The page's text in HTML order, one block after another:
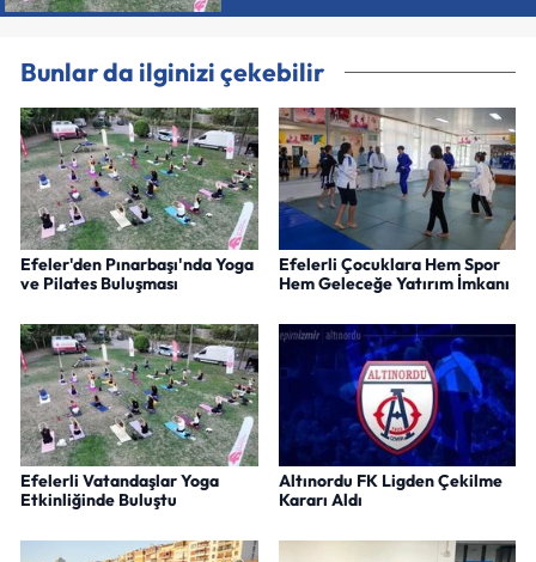
Bunlar da ilginizi çekebilir
Efeler'den Pınarbaşı'nda Yoga
ve Pilates Buluşması
Efelerli Çocuklara Hem Spor
Hem Geleceğe Yatırım İmkanı
Efelerli Vatandaşlar Yoga
Etkinliğinde Buluştu
Altınordu FK Ligden Çekilme
Kararı Aldı